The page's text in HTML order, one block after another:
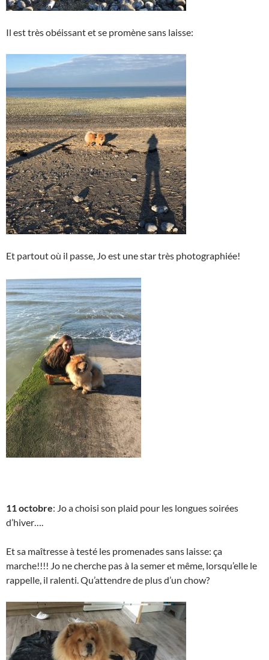
Il est très obéissant et se promène sans laisse:
Et partout où il passe, Jo est une star très photographiée!
11 octobre: Jo a choisi son plaid pour les longues soirées
d’hiver….
Et sa maîtresse à testé les promenades sans laisse: ça
marche!!!! Jo ne cherche pas à la semer et même, lorsqu’elle le
rappelle, il ralenti. Qu’attendre de plus d’un chow?